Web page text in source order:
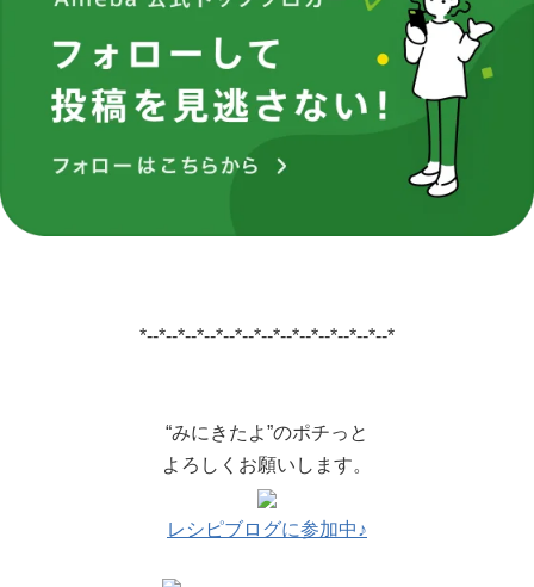
*--*--*--*--*--*--*--*--*--*--*--*--*--*
“みにきたよ”のポチっと
よろしくお願いします。
レシピブログに参加中♪